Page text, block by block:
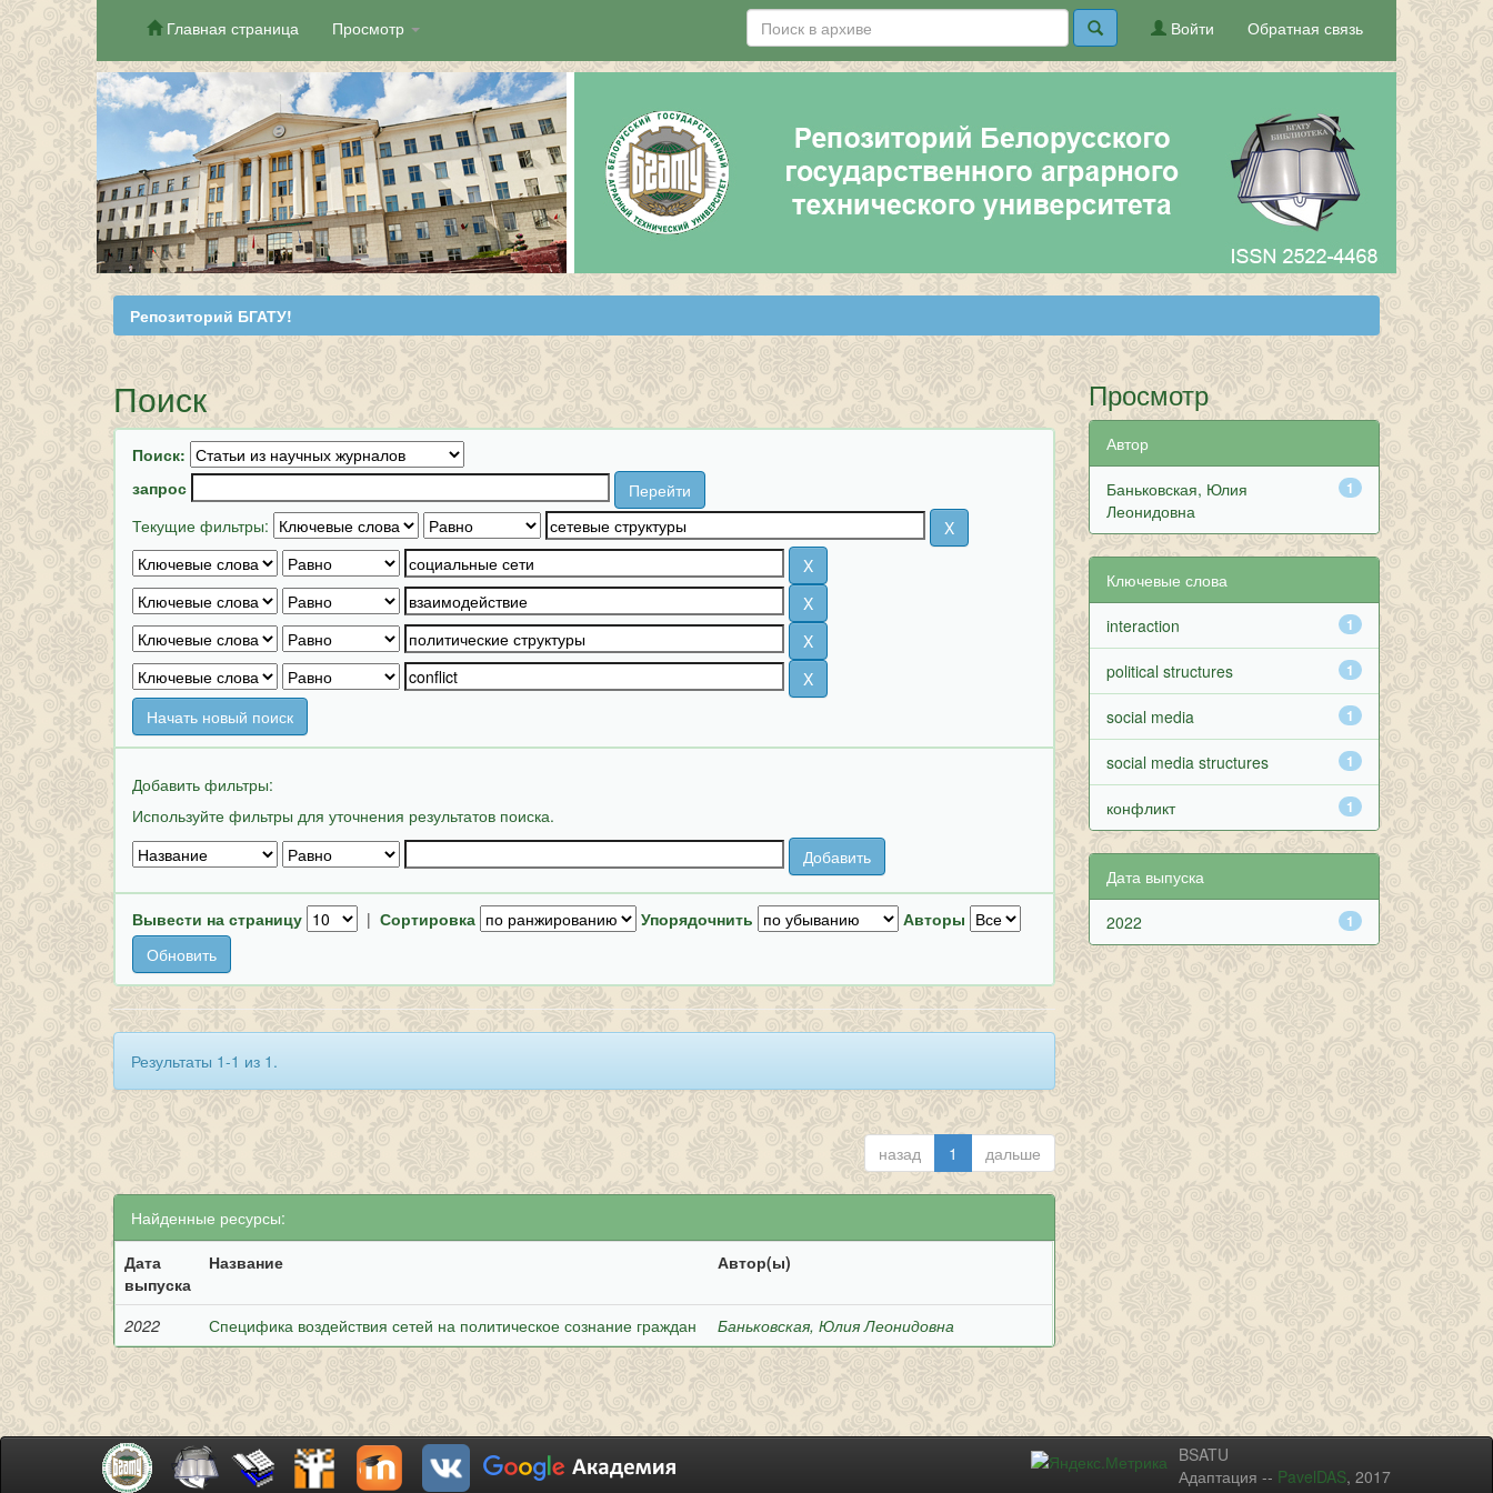
Skip
navigation
Главная страница Просмотр Обратная связь
Войти
Репозиторий БГАТУ!
Поиск
Поиск:
запрос
Текущие фильтры:
Начать новый поиск
Добавить фильтры:
Используйте фильтры для уточнения результатов поиска.
Вывести на страницу | Сортировка Упорядочнить Авторы
Результаты 1-1 из 1.
назад 1 дальше
Найденные ресурсы:
Дата
выпуска
Название Автор(ы)
2022 Специфика воздействия сетей на политическое сознание граждан Баньковская, Юлия Леонидовна
Просмотр
Автор
1
Баньковская, Юлия
Леонидовна
Ключевые слова
1
interaction
1
political structures
1
social media
1
social media structures
1
конфликт
Дата выпуска
1
2022
BSATU
Адаптация -- PavelDAS, 2017